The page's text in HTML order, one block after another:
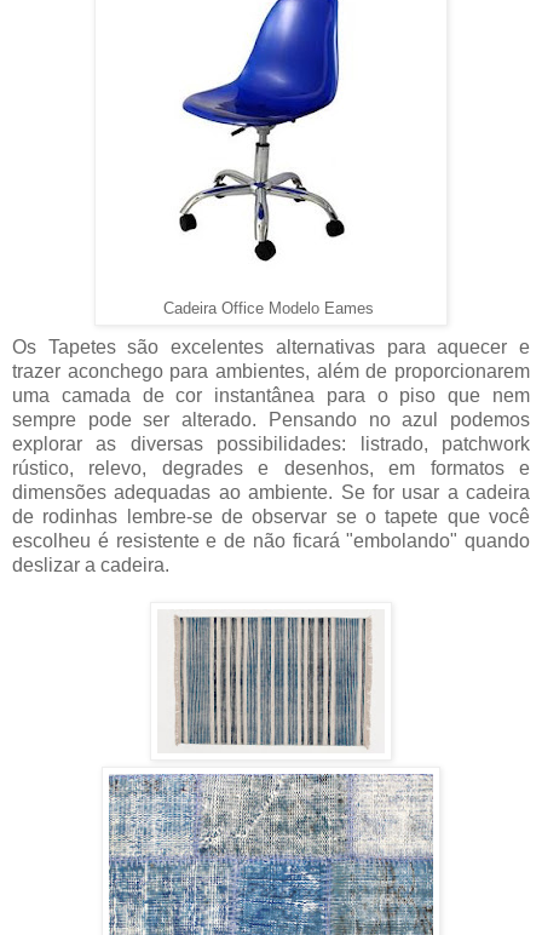
Cadeira Office Modelo Eames
Os Tapetes são excelentes alternativas para aquecer e
trazer aconchego para ambientes, além de proporcionarem
uma camada de cor instantânea para o piso que nem
sempre pode ser alterado. Pensando no azul podemos
explorar as diversas possibilidades: listrado, patchwork
rústico, relevo, degrades e desenhos, em formatos e
dimensões adequadas ao ambiente. Se for usar a cadeira
de rodinhas lembre-se de observar se o tapete que você
escolheu é resistente e de não ficará "embolando" quando
deslizar a cadeira.